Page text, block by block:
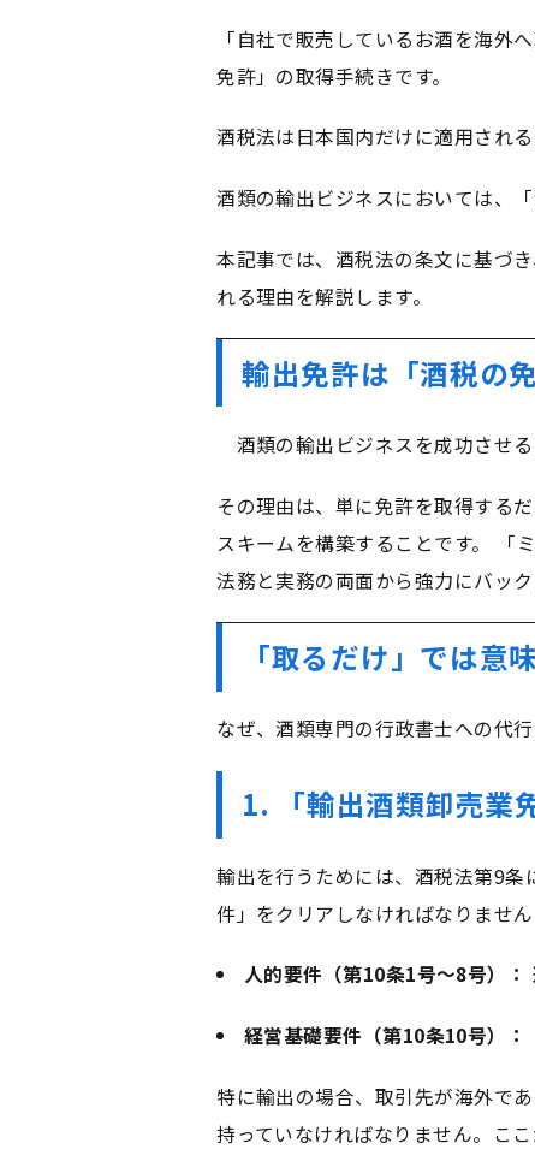
「自社で販売しているお酒を海外
免許」の取得手続きです。
酒税法は日本国内だけに適用され
酒類の輸出ビジネスにおいては、
本記事では、酒税法の条文に基づ
れる理由を解説します。
輸出免許は「酒税の
酒類の輸出ビジネスを成功させ
その理由は、単に免許を取得する
スキームを構築することです。 「
法務と実務の両面から強力にバッ
「取るだけ」では意
なぜ、酒類専門の行政書士への代
1. 「輸出酒類卸売業
輸出を行うためには、酒税法第9
件」をクリアしなければなりません
人的要件（第10条1号～8号）：
経営基礎要件（第10条10号）：
特に輸出の場合、取引先が海外で
持っていなければなりません。こ